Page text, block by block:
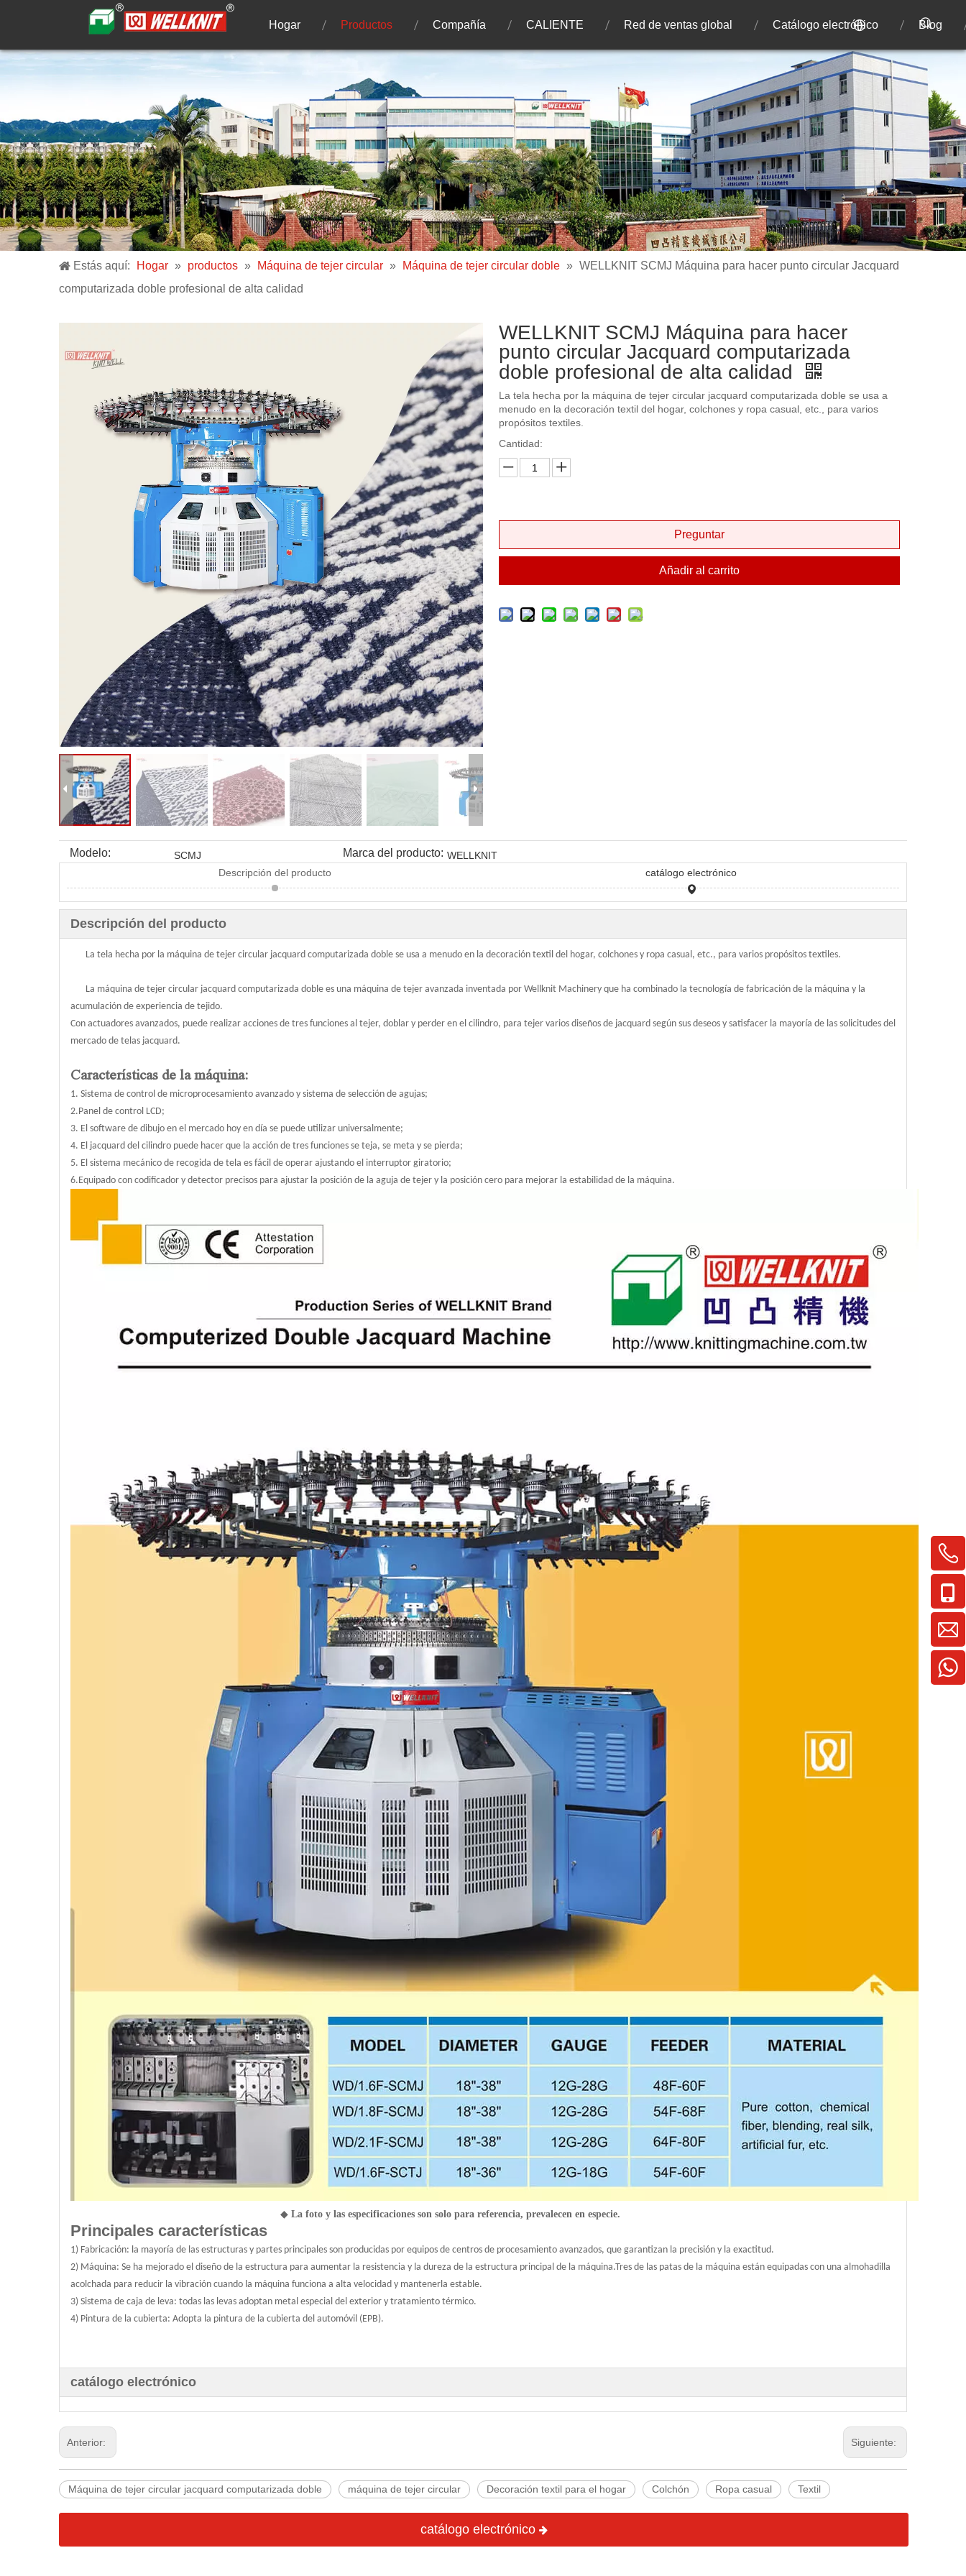
Hogar Productos Compañía CALIENTE Red de ventas global Catálogo electrónico Blog
Estás aquí: Hogar » productos » Máquina de tejer circular » Máquina de tejer circular doble » WELLKNIT SCMJ Máquina para hacer punto circular Jacquard
computarizada doble profesional de alta calidad
WELLKNIT SCMJ Máquina para hacer
punto circular Jacquard computarizada
doble profesional de alta calidad
La tela hecha por la máquina de tejer circular jacquard computarizada doble se usa a
menudo en la decoración textil del hogar, colchones y ropa casual, etc., para varios
propósitos textiles.
Cantidad:
Preguntar
Añadir al carrito
Modelo: SCMJ Marca del producto: WELLKNIT
Descripción del producto
catálogo electrónico
Descripción del producto
La tela hecha por la máquina de tejer circular jacquard computarizada doble se usa a menudo en la decoración textil del hogar, colchones y ropa casual, etc., para varios propósitos textiles.
La máquina de tejer circular jacquard computarizada doble es una máquina de tejer avanzada inventada por Wellknit Machinery que ha combinado la tecnología de fabricación de la máquina y la
acumulación de experiencia de tejido.
Con actuadores avanzados, puede realizar acciones de tres funciones al tejer, doblar y perder en el cilindro, para tejer varios diseños de jacquard según sus deseos y satisfacer la mayoría de las solicitudes del
mercado de telas jacquard.
Características de la máquina:
1. Sistema de control de microprocesamiento avanzado y sistema de selección de agujas;
2.Panel de control LCD;
3. El software de dibujo en el mercado hoy en día se puede utilizar universalmente;
4. El jacquard del cilindro puede hacer que la acción de tres funciones se teja, se meta y se pierda;
5. El sistema mecánico de recogida de tela es fácil de operar ajustando el interruptor giratorio;
6.Equipado con codificador y detector precisos para ajustar la posición de la aguja de tejer y la posición cero para mejorar la estabilidad de la máquina.
◆ La foto y las especificaciones son solo para referencia, prevalecen en especie.
Principales características
1) Fabricación: la mayoría de las estructuras y partes principales son producidas por equipos de centros de procesamiento avanzados, que garantizan la precisión y la exactitud.
2) Máquina: Se ha mejorado el diseño de la estructura para aumentar la resistencia y la dureza de la estructura principal de la máquina.Tres de las patas de la máquina están equipadas con una almohadilla
acolchada para reducir la vibración cuando la máquina funciona a alta velocidad y mantenerla estable.
3) Sistema de caja de leva: todas las levas adoptan metal especial del exterior y tratamiento térmico.
4) Pintura de la cubierta: Adopta la pintura de la cubierta del automóvil (EPB).
catálogo electrónico
Anterior: Siguiente:
Máquina de tejer circular jacquard computarizada doble máquina de tejer circular Decoración textil para el hogar Colchón Ropa casual Textil
catálogo electrónico